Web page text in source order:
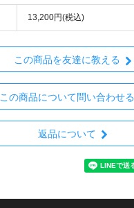
13,200円(税込)
この商品を友達に教える
この商品について問い合わせる
返品について